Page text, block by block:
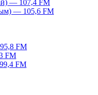
— 107,4 FM
— 105,6 FM
FM
FM
FM